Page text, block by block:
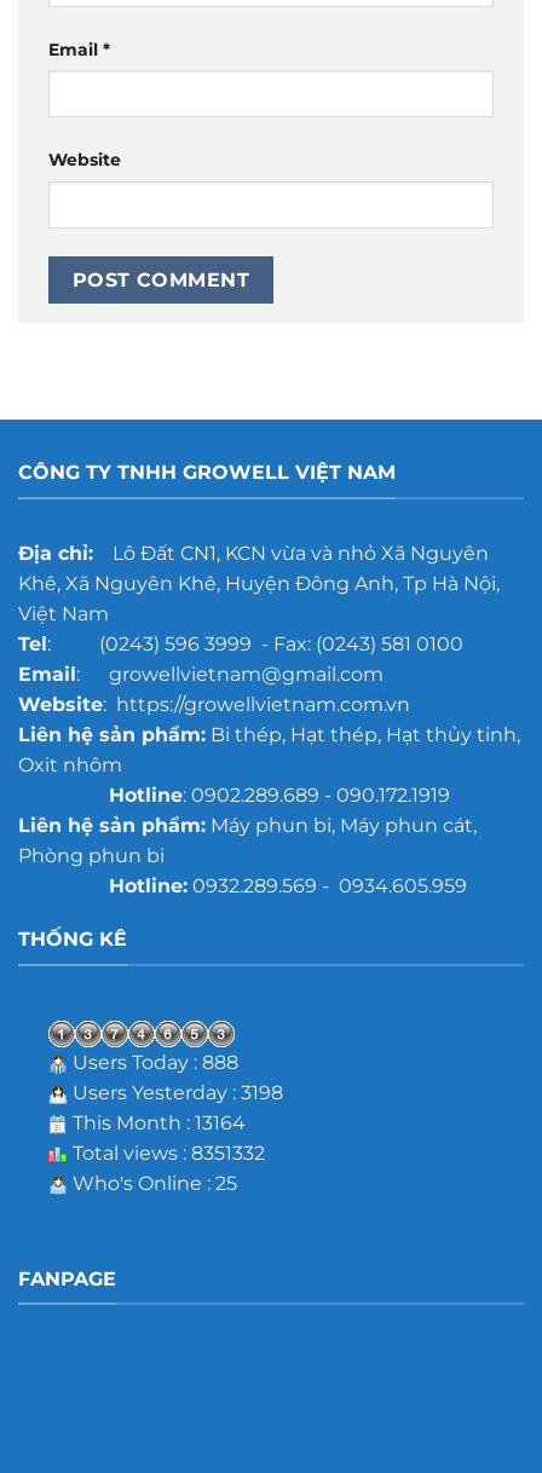
Email *
Website
CÔNG TY TNHH GROWELL VIỆT NAM
Địa chỉ:Lô Đất CN1, KCN vừa và nhỏ Xã Nguyên
Khê, Xã Nguyên Khê, Huyện Đông Anh, Tp Hà Nội,
Việt Nam
Tel: (0243) 596 3999 - Fax: (0243) 581 0100
Email: growellvietnam@gmail.com
Website: https://growellvietnam.com.vn
Liên hệ sản phẩm:Bi thép, Hạt thép, Hạt thủy tinh,
Oxit nhôm
Hotline: 0902.289.689 - 090.172.1919
Liên hệ sản phẩm:Máy phun bi, Máy phun cát,
Phòng phun bi
Hotline:0932.289.569 - 0934.605.959
THỐNG KÊ
Users Today : 888
Users Yesterday : 3198
This Month : 13164
Total views : 8351332
Who's Online : 25
FANPAGE